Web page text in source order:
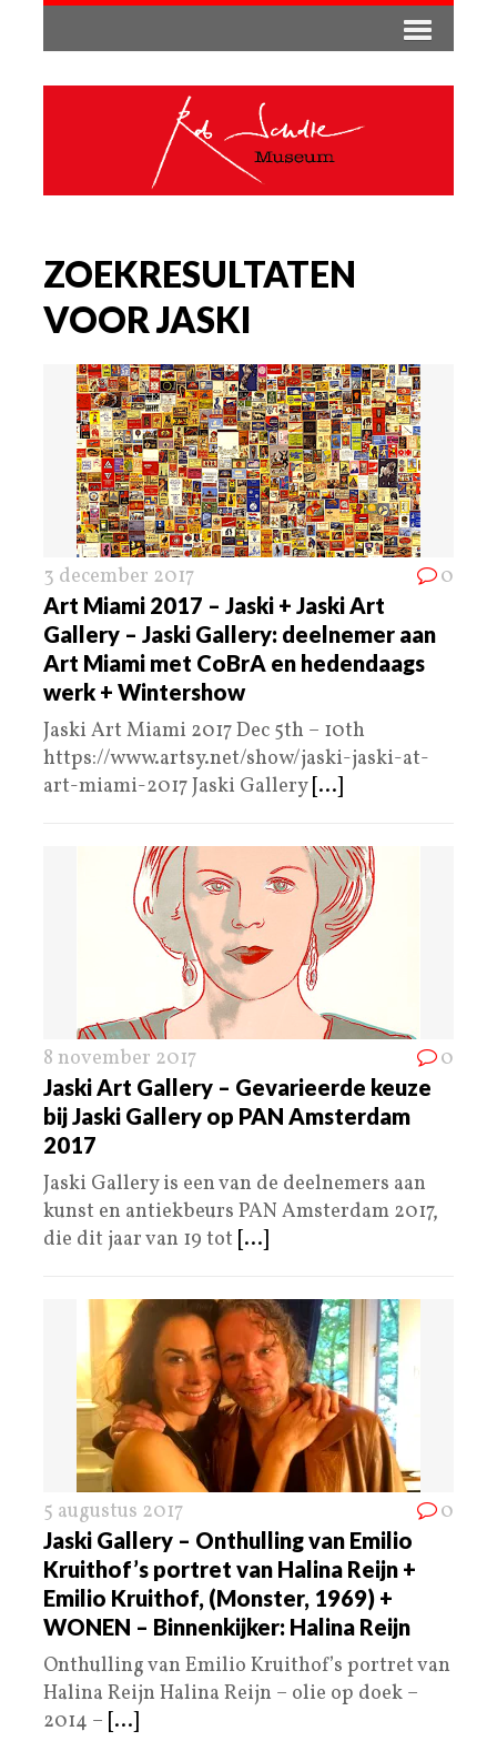
ZOEKRESULTATEN
VOOR JASKI
3 december 2017 0
Art Miami 2017 – Jaski + Jaski Art
Gallery – Jaski Gallery: deelnemer aan
Art Miami met CoBrA en hedendaags
werk + Wintershow
Jaski Art Miami 2017 Dec 5th – 10th
https://www.artsy.net/show/jaski-jaski-at-
art-miami-2017 Jaski Gallery [...]
8 november 2017 0
Jaski Art Gallery – Gevarieerde keuze
bij Jaski Gallery op PAN Amsterdam
2017
Jaski Gallery is een van de deelnemers aan
kunst en antiekbeurs PAN Amsterdam 2017,
die dit jaar van 19 tot [...]
5 augustus 2017 0
Jaski Gallery – Onthulling van Emilio
Kruithof’s portret van Halina Reijn +
Emilio Kruithof, (Monster, 1969) +
WONEN – Binnenkijker: Halina Reijn
Onthulling van Emilio Kruithof’s portret van
Halina Reijn Halina Reijn – olie op doek –
2014 – [...]